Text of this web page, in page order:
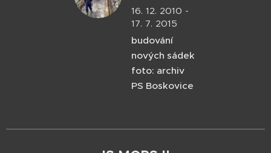
16. 12. 2010 -
17. 7. 2015
budování
nových sádek
foto: archiv
PS Boskovice